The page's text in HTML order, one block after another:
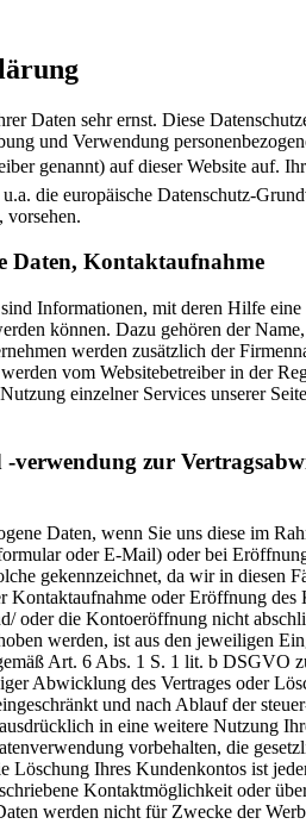
Daten sehr ernst. Diese
und Verwendung
genannt) auf dieser Website auf.
die europäische Datenschutz-
vorsehen.
Daten, Kontaktaufnahme
Informationen, mit deren Hilfe
können. Dazu gehören der
werden zusätzlich der
vom Websitebetreiber in der
einzelner Services unserer
-verwendung zur
Daten, wenn Sie uns diese im
oder E-Mail) oder bei
gekennzeichnet, da wir in diesen
Kontaktaufnahme oder Eröffnung des
oder die Kontoeröffnung nicht
werden, ist aus den jeweiligen
Art. 6 Abs. 1 S. 1 lit. b DSGVO
Abwicklung des Vertrages oder
und nach Ablauf der
in eine weitere Nutzung
vorbehalten, die
Löschung Ihres Kundenkontos ist
Kontaktmöglichkeit oder
werden nicht für Zwecke der